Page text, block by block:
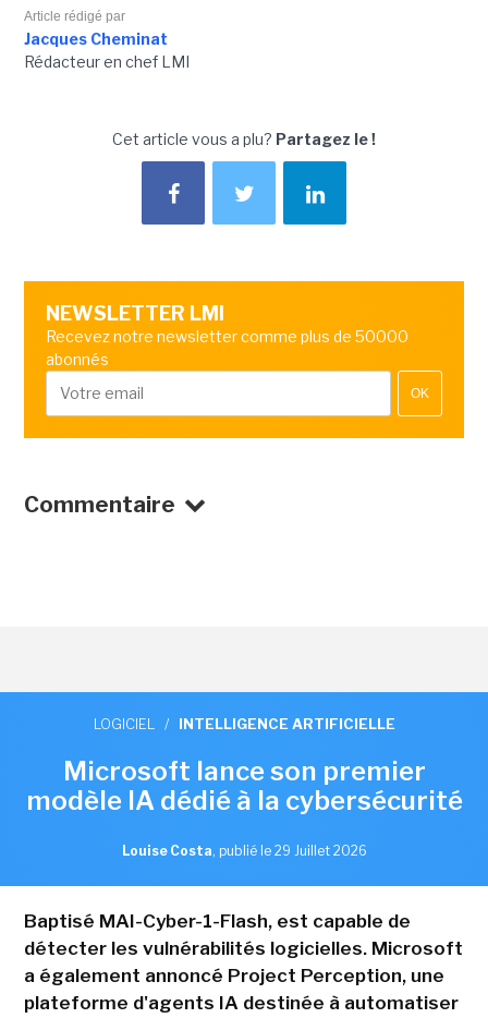
Article rédigé par
Jacques Cheminat
Rédacteur en chef LMI
Cet article vous a plu? Partagez le !
NEWSLETTER LMI
Recevez notre newsletter comme plus de 50000
abonnés
OK
Commentaire
LOGICIEL / INTELLIGENCE ARTIFICIELLE
Microsoft lance son premier
modèle IA dédié à la cybersécurité
Louise Costa, publié le 29 Juillet 2026
Baptisé MAI-Cyber-1-Flash, est capable de
détecter les vulnérabilités logicielles. Microsoft
a également annoncé Project Perception, une
plateforme d'agents IA destinée à automatiser